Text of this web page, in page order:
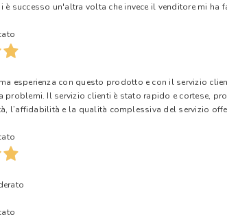
è successo un'altra volta che invece il venditore mi
esperienza con questo prodotto e con il servizio
problemi. Il servizio clienti è stato rapido e cortese,
l’affidabilità e la qualità complessiva del servizio